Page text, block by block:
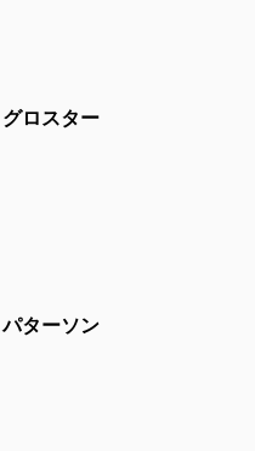
グロスター
パターソン